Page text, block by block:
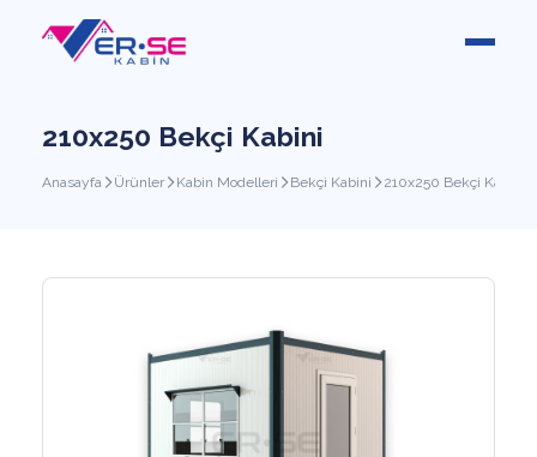
210x250 Bekçi Kabini
Anasayfa Ürünler Kabin Modelleri Bekçi Kabini 210x250 Bekçi Kabini